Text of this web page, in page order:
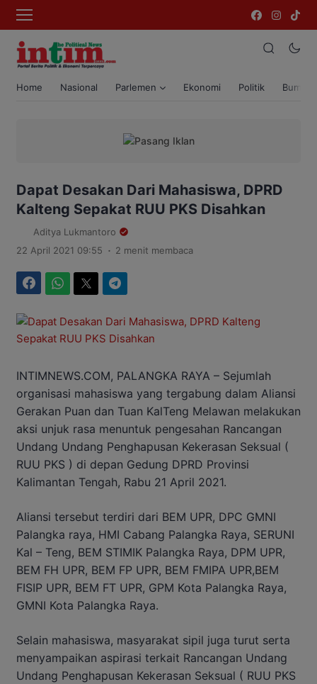
Home Nasional Parlemen Ekonomi Politik Bumi
Dapat Desakan Dari Mahasiswa, DPRD
Kalteng Sepakat RUU PKS Disahkan
Aditya Lukmantoro
22 April 2021 09:55 . 2 menit membaca
INTIMNEWS.COM, PALANGKA RAYA – Sejumlah
organisasi mahasiswa yang tergabung dalam Aliansi
Gerakan Puan dan Tuan KalTeng Melawan melakukan
aksi unjuk rasa menuntuk pengesahan Rancangan
Undang Undang Penghapusan Kekerasan Seksual (
RUU PKS ) di depan Gedung DPRD Provinsi
Kalimantan Tengah, Rabu 21 April 2021.
Aliansi tersebut terdiri dari BEM UPR, DPC GMNI
Palangka raya, HMI Cabang Palangka Raya, SERUNI
Kal – Teng, BEM STIMIK Palangka Raya, DPM UPR,
BEM FH UPR, BEM FP UPR, BEM FMIPA UPR,BEM
FISIP UPR, BEM FT UPR, GPM Kota Palangka Raya,
GMNI Kota Palangka Raya.
Selain mahasiswa, masyarakat sipil juga turut serta
menyampaikan aspirasi terkait Rancangan Undang
Undang Penghapusan Kekerasan Seksual ( RUU PKS